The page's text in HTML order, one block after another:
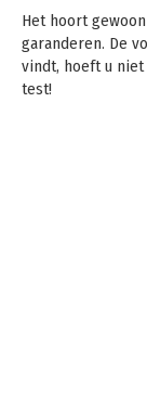
Het hoort
garanderen. De
vindt, hoeft u
test!